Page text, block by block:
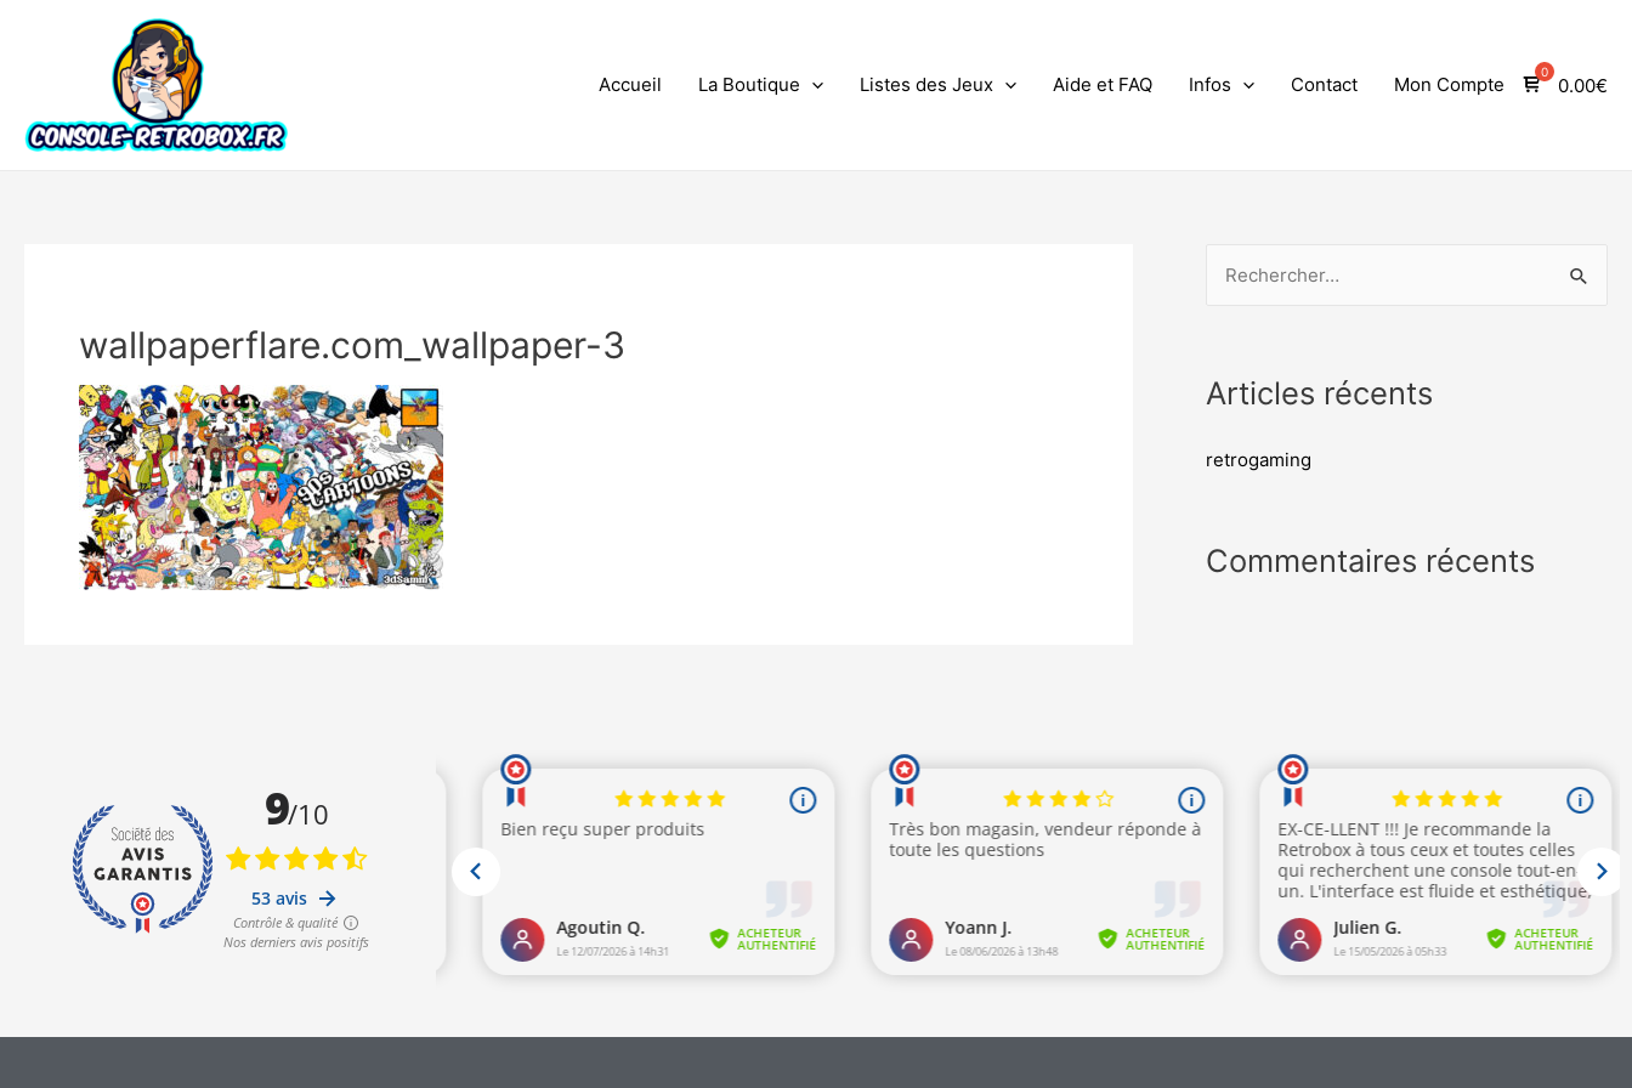
Accueil La Boutique Listes des Jeux Aide et FAQ Infos Contact Mon Compte 0.00€
wallpaperflare.com_wallpaper-3
Articles récents
retrogaming
Commentaires récents